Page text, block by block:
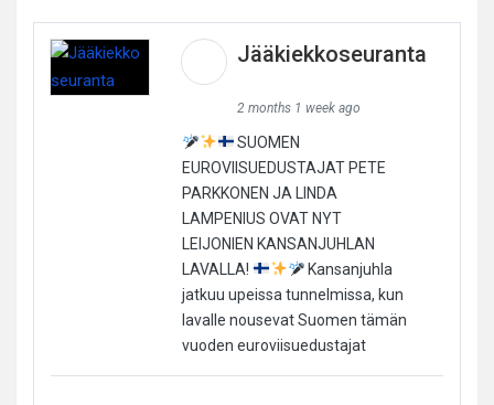
Jääkiekkoseuranta
2 months 1 week ago
SUOMEN
EUROVIISUEDUSTAJAT PETE
PARKKONEN JA LINDA
LAMPENIUS OVAT NYT
LEIJONIEN KANSANJUHLAN
LAVALLA!
Kansanjuhla
jatkuu upeissa tunnelmissa, kun
lavalle nousevat Suomen tämän
vuoden euroviisuedustajat